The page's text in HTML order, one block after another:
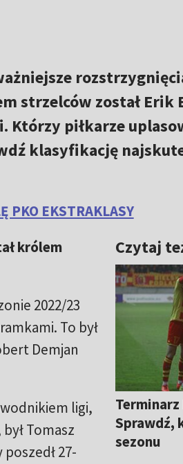
strzelców został Erik
Którzy piłkarze
klasyfikację
PKO EKSTRAKLASY
Czytaj
Terminarz
Sprawdź,
sezonu
królem
2022/23
To był
Demjan
ligi,
Tomasz
27-